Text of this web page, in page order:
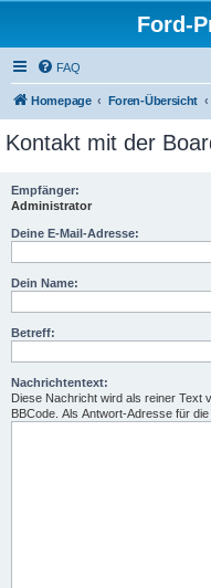
Ford-
FAQ
Homepage Foren-Übersicht
Kontakt mit der
Empfänger:
Administrator
Deine E-Mail-Adresse:
Dein Name:
Betreff:
Nachrichtentext:
Diese Nachricht wird als reiner Text
BBCode. Als Antwort-Adresse für